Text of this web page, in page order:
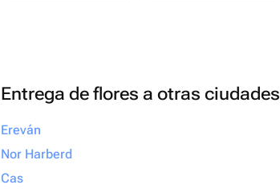
Entrega de flores a otras ciudades
Ereván
Nor Harberd
Cas